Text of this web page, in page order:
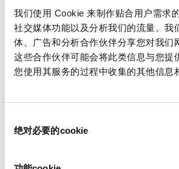
我们使用 Cookie 来制作贴合用户需求
社交媒体功能以及分析我们的流量。我
体、广告和分析合作伙伴分享您对我们
这些合作伙伴可能会将此类信息与您提
您使用其服务的过程中收集的其他信息
绝对必要的cookie
秒數顯示
秒針顯示功能可以精確地指示時間的
機芯的不同結構，它可以採用中央秒針